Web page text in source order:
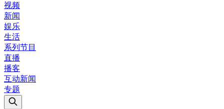
视频
新闻
娱乐
生活
系列节目
直播
播客
互动新闻
专题